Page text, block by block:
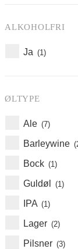
ALKOHOLFRI
Ja (1)
ØLTYPE
Ale (7)
Barleywine
Bock (1)
Guldøl (1)
IPA (1)
Lager (2)
Pilsner (3)